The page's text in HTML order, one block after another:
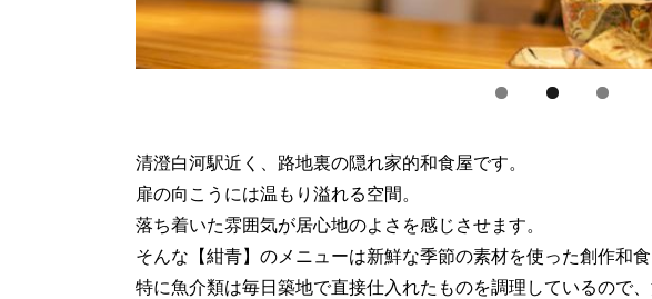
清澄白河駅近く、路地裏の隠れ家的和食屋です。
扉の向こうには温もり溢れる空間。
落ち着いた雰囲気が居心地のよさを感じさせます。
そんな【紺青】のメニューは新鮮な季節の素材を使った創作和食
特に魚介類は毎日築地で直接仕入れたものを調理しているので